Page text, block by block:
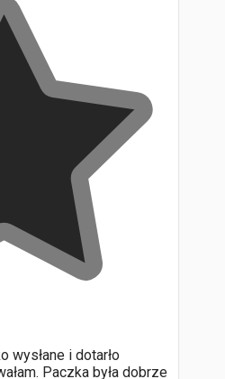
wysłane i dotarło
Paczka była dobrze